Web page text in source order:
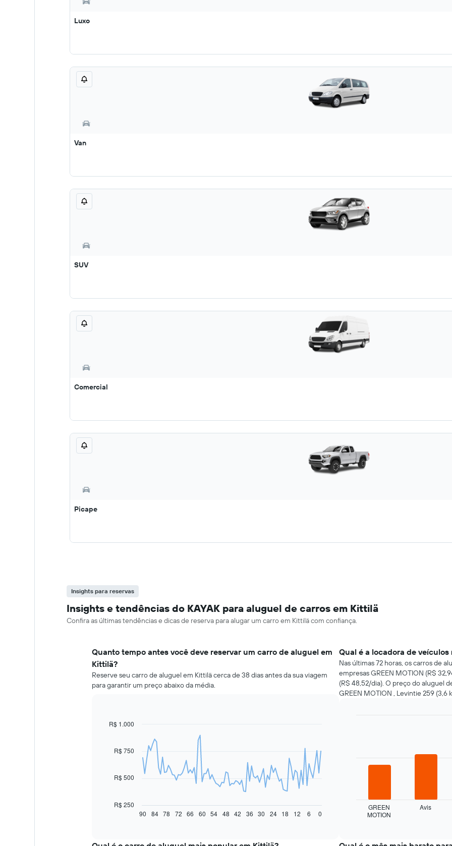
Luxo
Van
SUV
Comercial
Picape
Insights para reservas
Insights e tendências do KAYAK para aluguel de carros em Kittilä
Confira as últimas tendências e dicas de reserva para alugar um carro em Kittilä com confiança.
Quanto tempo antes você deve reservar um carro de aluguel em
Kittilä?
Reserve seu carro de aluguel em Kittilä cerca de 38 dias antes da sua viagem
para garantir um preço abaixo da média.
Line
data
o
Chart
R$ 250
R$ 500
R$ 750
R$ 1.000
90 60 30 0
84 78 72 66 54 48 42 36 24 18 12 6
Qual é a locadora de
Nas últimas 72 horas, os carros de
empresas GREEN MOTION (R$
(R$ 48,52/dia). O preço do aluguel
GREEN MOTION , Levintie 259 (3,6
seguir
exibe
GREEN
MOTION
Avis